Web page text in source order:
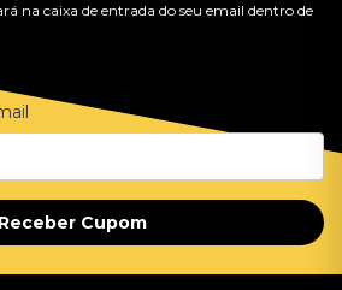
na caixa de entrada do seu email dentro de
Receber Cupom